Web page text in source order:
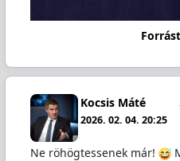
Kocsis Máté
2026. 02. 04. 20:25
Ne röhögtessenek már!